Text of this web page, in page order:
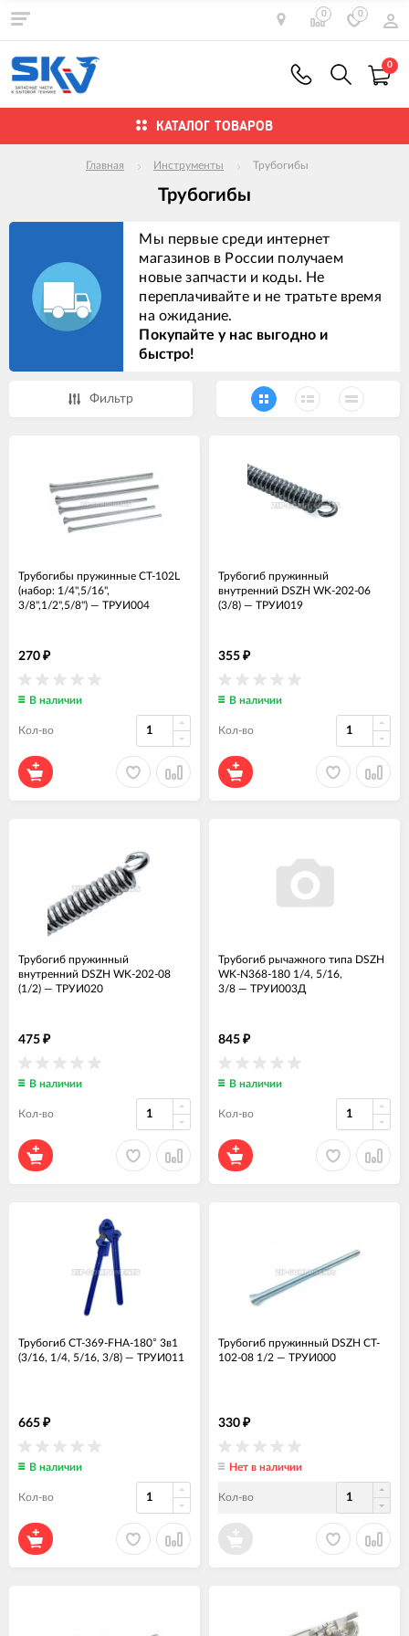
0 0
0
КАТАЛОГ ТОВАРОВ
Главная Инструменты Трубогибы
Трубогибы
Мы первые среди интернет
магазинов в России получаем
новые запчасти и коды. Не
переплачивайте и не тратьте время
на ожидание.
Покупайте у нас выгодно и
быстро!
Фильтр
Трубогибы пружинные CT-102L
(набор: 1/4",5/16",
3/8",1/2",5/8") — ТРУИ004
270 ₽
В наличии
Кол-во
Трубогиб пружинный
внутренний DSZH WK-202-06
(3/8) — ТРУИ019
355 ₽
В наличии
Кол-во
Трубогиб пружинный
внутренний DSZH WK-202-08
(1/2) — ТРУИ020
475 ₽
В наличии
Кол-во
Трубогиб рычажного типа DSZH
WK-N368-180 1/4, 5/16,
3/8 — ТРУИ003Д
845 ₽
В наличии
Кол-во
Трубогиб CT-369-FHA-180° 3в1
(3/16, 1/4, 5/16, 3/8) — ТРУИ011
665 ₽
В наличии
Кол-во
Трубогиб пружинный DSZH CT-
102-08 1/2 — ТРУИ000
330 ₽
Нет в наличии
Кол-во